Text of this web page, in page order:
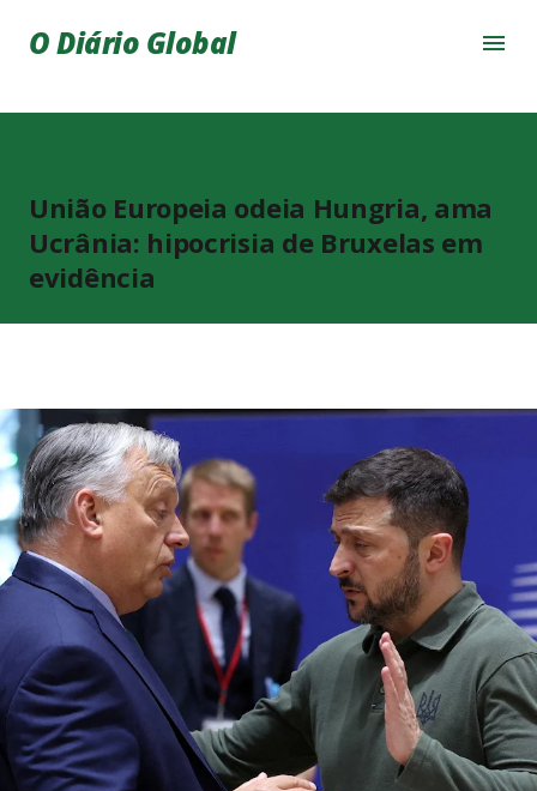
Pular para o conteúdo principal
O Diário Global
União Europeia odeia Hungria, ama
Ucrânia: hipocrisia de Bruxelas em
evidência